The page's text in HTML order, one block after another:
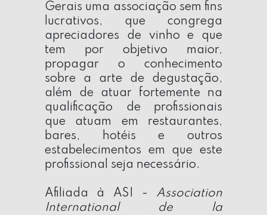
Gerais uma associação sem fins
lucrativos, que congrega
apreciadores de vinho e que
tem por objetivo maior,
propagar o conhecimento
sobre a arte de degustação,
além de atuar fortemente na
qualificação de profissionais
que atuam em restaurantes,
bares, hotéis e outros
estabelecimentos em que este
profissional seja necessário.
Afiliada à ASI - Association
International de la